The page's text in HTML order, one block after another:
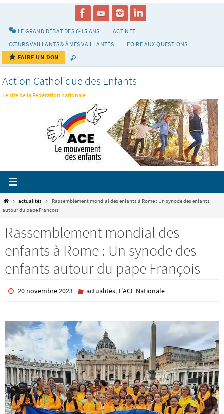
LE GRAND DÉBAT DES 6-15 ANS
ACTINET
CŒURS VAILLANTS & ÂMES VAILLANTES
FOIRE AUX QUESTIONS
FAIRE UN DON
Action Catholique des Enfants
Le site de la Fédération nationale
Homeactualités
Rassemblement mondial des enfants à Rome : Un synode des enfants
autour du pape François
Rassemblement mondial des
enfants à Rome : Un synode des
enfants autour du pape François
20 novembre 2023 actualités, L'ACE Nationale